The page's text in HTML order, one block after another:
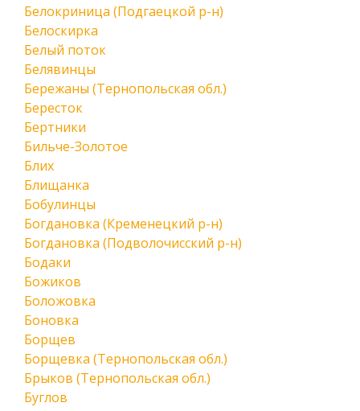
Белокриница (Подгаецкой р-н)
Белоскирка
Белый поток
Белявинцы
Бережаны (Тернопольская обл.)
Бересток
Бертники
Бильче-Золотое
Блих
Блищанка
Бобулинцы
Богдановка (Кременецкий р-н)
Богдановка (Подволочисский р-н)
Бодаки
Божиков
Боложовка
Боновка
Борщев
Борщевка (Тернопольская обл.)
Брыков (Тернопольская обл.)
Буглов